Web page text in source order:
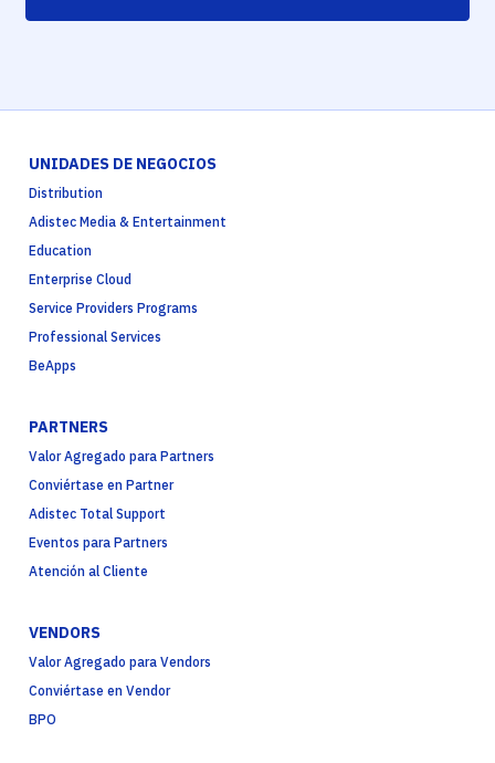
UNIDADES DE NEGOCIOS
Distribution
Adistec Media & Entertainment
Education
Enterprise Cloud
Service Providers Programs
Professional Services
BeApps
PARTNERS
Valor Agregado para Partners
Conviértase en Partner
Adistec Total Support
Eventos para Partners
Atención al Cliente
VENDORS
Valor Agregado para Vendors
Conviértase en Vendor
BPO